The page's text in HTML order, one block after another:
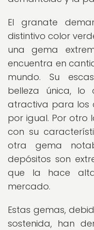
El granate
distintivo color
una gema
encuentra en
mundo. Su
belleza única, lo
atractiva para los
por igual. Por otro
con su
otra gema
depósitos son
que la hace
mercado.
Estas gemas,
sostenida, han